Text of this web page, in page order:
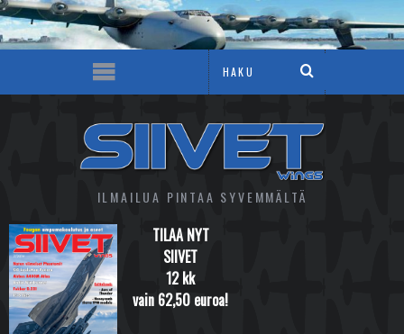
ILMAILUA PINTAA SYVEMMÄLTÄ
TILAA NYT
SIIVET
12 kk
vain 62,50 euroa!